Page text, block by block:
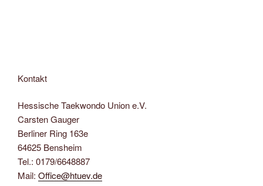
Kontakt
Hessische Taekwondo Union e.V.
Carsten Gauger
Berliner Ring 163e
64625 Bensheim
Tel.: 0179/6648887
Mail: Office@htuev.de